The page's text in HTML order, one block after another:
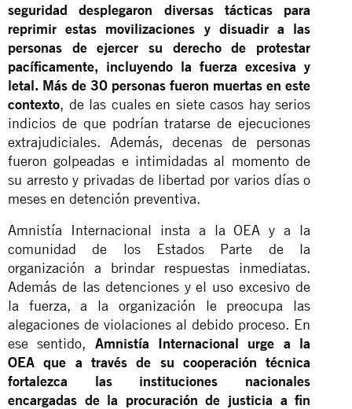
seguridad desplegaron diversas tácticas para
reprimir estas movilizaciones y disuadir a las
personas de ejercer su derecho de protestar
pacíficamente, incluyendo la fuerza excesiva y
letal. Más de 30 personas fueron muertas en este
contexto, de las cuales en siete casos hay serios
indicios de que podrían tratarse de ejecuciones
extrajudiciales. Además, decenas de personas
fueron golpeadas e intimidadas al momento de
su arresto y privadas de libertad por varios días o
meses en detención preventiva.
Amnistía Internacional insta a la OEA y a la
comunidad de los Estados Parte de la
organización a brindar respuestas inmediatas.
Además de las detenciones y el uso excesivo de
la fuerza, a la organización le preocupa las
alegaciones de violaciones al debido proceso. En
ese sentido, Amnistía Internacional urge a la
OEA que a través de su cooperación técnica
fortalezca las instituciones nacionales
encargadas de la procuración de justicia a fin